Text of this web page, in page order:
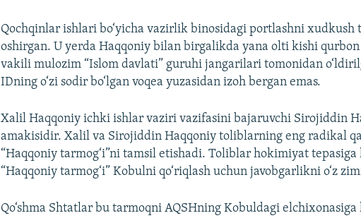
Qochqinlar ishlari bo‘yicha vazirlik binosidagi portlashni xudkush
oshirgan. U yerda Haqqoniy bilan birgalikda yana olti kishi qurbon
vakili mulozim “Islom davlati” guruhi jangarilari tomonidan
IDning o‘zi sodir bo‘lgan voqea yuzasidan izoh bergan emas.
Xalil Haqqoniy ichki ishlar vaziri vazifasini bajaruvchi Sirojiddin
amakisidir. Xalil va Sirojiddin Haqqoniy toliblarning eng radikal
“Haqqoniy tarmog‘i”ni tamsil etishadi. Toliblar hokimiyat
“Haqqoniy tarmog‘i” Kobulni qo‘riqlash uchun javobgarlikni o‘z
Qo‘shma Shtatlar bu tarmoqni AQSHning Kobuldagi elchixonasiga